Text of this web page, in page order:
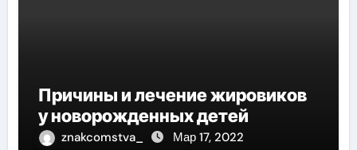
Причины и лечение жировиков
у новорожденных детей
znakcomstva_ Мар 17, 2022